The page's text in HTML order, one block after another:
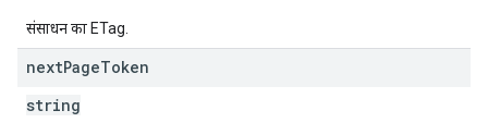
संसाधन का ETag.
nextPageToken
string